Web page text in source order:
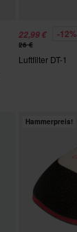
22,99 € -12%
26 €
Luftfilter DT-1
Hammerpreis!